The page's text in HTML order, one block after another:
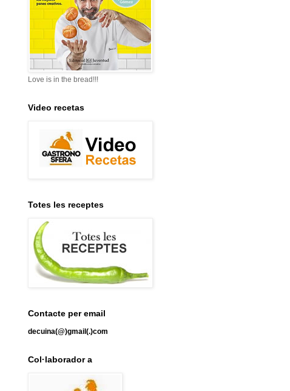
Love is in the bread!!!
Video recetas
Totes les receptes
Contacte per email
decuina(@)gmail(.)com
Col·laborador a